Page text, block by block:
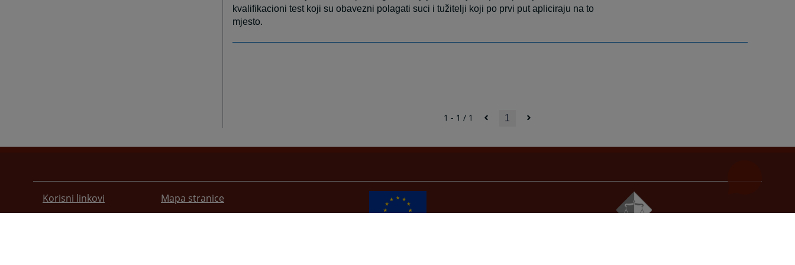
kvalifikacioni test koji su obavezni polagati suci i tužitelji koji po prvi put apliciraju na to
mjesto.
1 - 1 / 1 1
Korisni linkovi
Pomoć za korištenje
Mapa stranice
Pravila privatnosti